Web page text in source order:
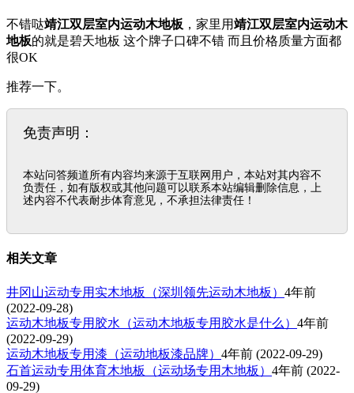
不错哒靖江双层室内运动木地板 ，家里用靖江双层室内运动木
地板的就是碧天地板 这个牌子口碑不错 而且价格质量方面都
很OK
推荐一下。
免责声明：
本站问答频道所有内容均来源于互联网用户，本站对其内容不
负责任，如有版权或其他问题可以联系本站编辑删除信息，上
述内容不代表耐步体育意见，不承担法律责任！
相关文章
井冈山运动专用实木地板（深圳领先运动木地板） 4年前
(2022-09-28)
运动木地板专用胶水（运动木地板专用胶水是什么） 4年前
(2022-09-29)
运动木地板专用漆（运动地板漆品牌） 4年前 (2022-09-29)
石首运动专用体育木地板（运动场专用木地板） 4年前 (2022-
09-29)